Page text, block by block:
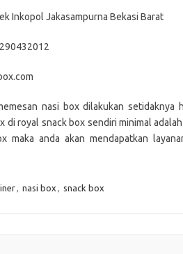
Inkopol Jakasampurna Bekasi Barat
nasi box dilakukan setidaknya
di royal snack box sendiri minimal
maka anda akan mendapatkan
, nasi box , snack box